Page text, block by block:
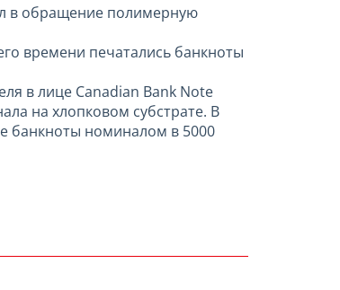
в обращение полимерную
времени печатались банкноты
в лице Canadian Bank Note
на хлопковом субстрате. В
банкноты номиналом в 5000